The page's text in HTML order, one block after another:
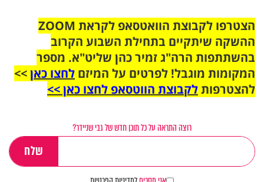
הצטרפו לקבוצת הוואטסאפ לקראת ZOOM
ההשקה שיתקיים בתחילת השבוע הקרוב
בהשתתפות הרה"ג זמיר כהן שליט"א. מספר
המקומות מוגבל! לפרטים על המיזם לחצו כאן>>
להצטרפותלקבוצת הווטסאפ לחצו כאן >>
רוצה התראה על כל תוכן חדש של גבי שניידר?